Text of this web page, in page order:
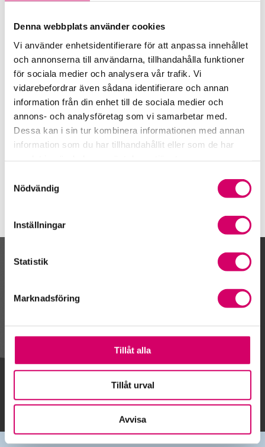
Denna webbplats använder cookies
Vi använder enhetsidentifierare för att anpassa innehållet
och annonserna till användarna, tillhandahålla funktioner
för sociala medier och analysera vår trafik. Vi
vidarebefordrar även sådana identifierare och annan
information från din enhet till de sociala medier och
annons- och analysföretag som vi samarbetar med.
Dessa kan i sin tur kombinera informationen med annan
information som du har tillhandahållit eller som de har
Nödvändig
Inställningar
Statistik
Marknadsföring
Tillåt alla
Tillåt urval
Avvisa
Eden PayRoll AB
Srf Auktoriserade konsulter
Edwina Engström
Auktoriserad Lönekonsult
Skicka e-post
070-926 25 93
Kungsbacka
Kalendarium
Gå till kalendariet
Lägg till i kalender